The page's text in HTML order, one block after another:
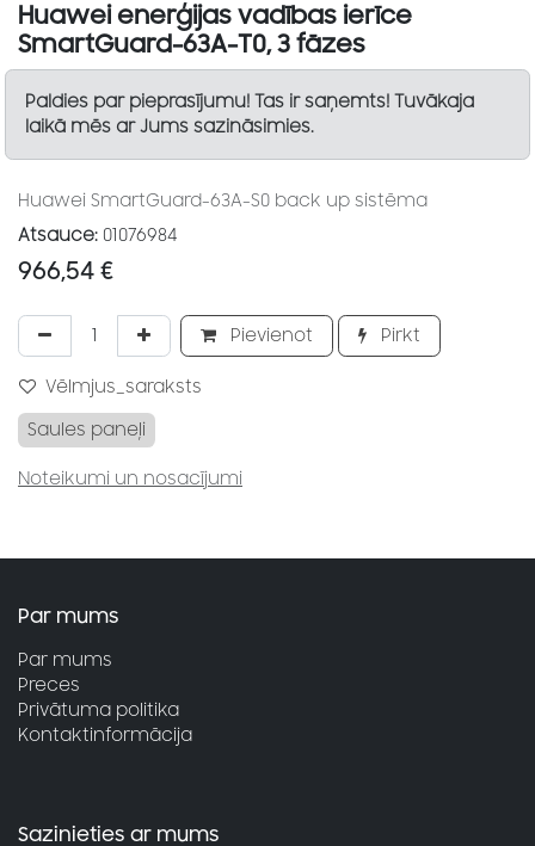
Huawei enerģijas vadības ierīce
SmartGuard-63A-T0, 3 fāzes
Paldies par pieprasījumu! Tas ir saņemts! Tuvākaja
laikā mēs ar Jums sazināsimies.
Huawei SmartGuard-63A-S0 back up sistēma
Atsauce: 01076984
966,54 €
Pievienot Pirkt
Vēlmjus_saraksts
Saules paneļi
Noteikumi un nosacījumi
Par mums
Par mums
Preces
Privātuma politika
Kontaktinformācija
Sazinieties ar mums